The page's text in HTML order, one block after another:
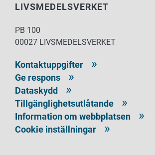
LIVSMEDELSVERKET
PB 100
00027 LIVSMEDELSVERKET
Kontaktuppgifter
Ge respons
Dataskydd
Tillgänglighetsutlåtande
Information om webbplatsen
Cookie inställningar